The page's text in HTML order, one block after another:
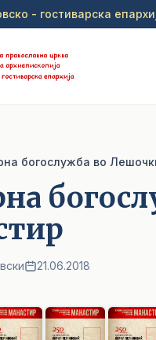
- гостиварска
богослужба во
21.06.2018